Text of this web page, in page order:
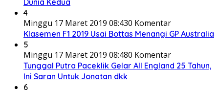
Dunia Kedua
4
Minggu 17 Maret 2019 08:430 Komentar
Klasemen F1 2019 Usai Bottas Menangi GP Australia
5
Minggu 17 Maret 2019 08:480 Komentar
Tunggal Putra Paceklik Gelar All England 25 Tahun,
Ini Saran Untuk Jonatan dkk
6